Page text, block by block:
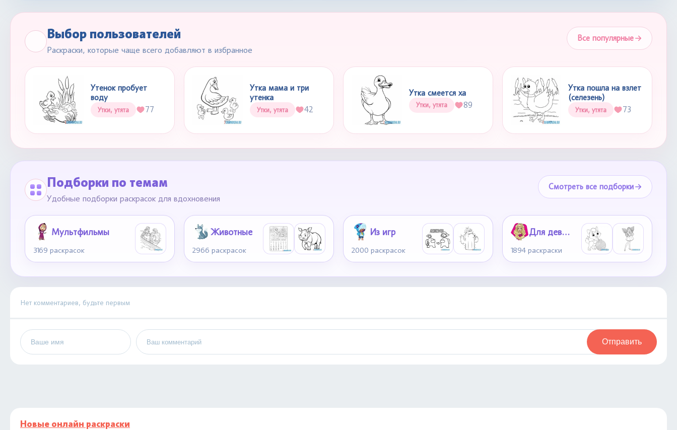
Выбор пользователей
Раскраски, которые чаще всего добавляют в избранное
Все популярные
Утенок пробует
воду
Утки, утята 77
Утка мама и три
утенка
Утки, утята 42
Утка смеется ха
Утки, утята 89
Утка пошла на взлет
(селезень)
Утки, утята 73
Подборки по темам
Удобные подборки раскрасок для вдохновения
Смотреть все подборки
Мультфильмы
3169 раскрасок
Животные
2966 раскрасок
Из игр
2000 раскрасок
Для девочек
1894 раскраски
Нет комментариев, будьте первым
Отправить
Новые онлайн раскраски